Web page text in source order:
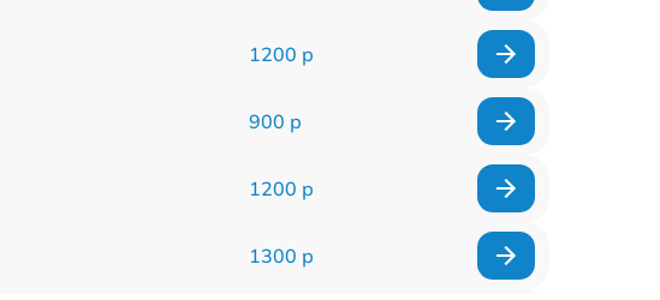
1200 р
900 р
1200 р
1300 р